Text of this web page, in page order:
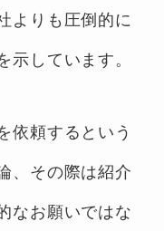
よりも圧倒的に
示しています。
依頼するという
、その際は紹介
なお願いではな